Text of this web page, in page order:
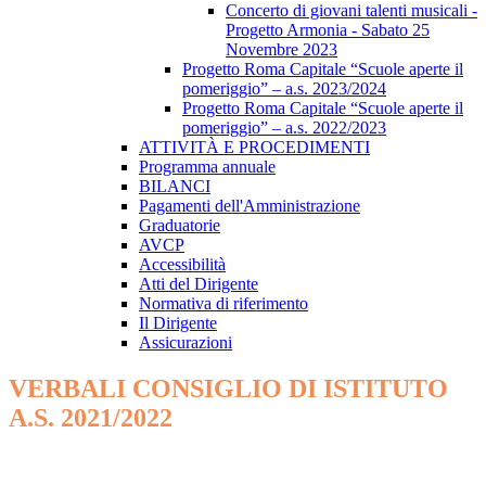
Concerto di giovani talenti musicali -
Progetto Armonia - Sabato 25
Novembre 2023
Progetto Roma Capitale “Scuole aperte il
pomeriggio” – a.s. 2023/2024
Progetto Roma Capitale “Scuole aperte il
pomeriggio” – a.s. 2022/2023
ATTIVITÀ E PROCEDIMENTI
Programma annuale
BILANCI
Pagamenti dell'Amministrazione
Graduatorie
AVCP
Accessibilità
Atti del Dirigente
Normativa di riferimento
Il Dirigente
Assicurazioni
VERBALI CONSIGLIO DI ISTITUTO
A.S. 2021/2022